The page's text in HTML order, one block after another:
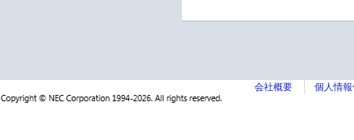
会社概要 個人情